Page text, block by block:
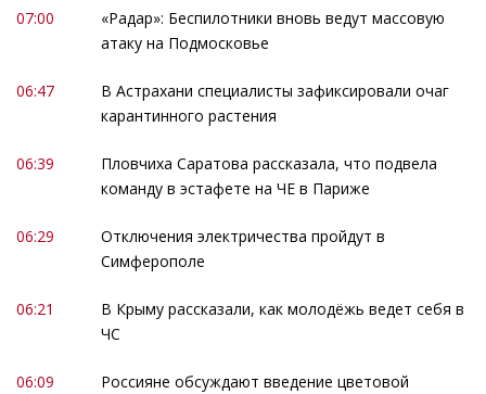
07:00
«Радар»: Беспилотники вновь ведут массовую
атаку на Подмосковье
06:47
В Астрахани специалисты зафиксировали очаг
карантинного растения
06:39
Пловчиха Саратова рассказала, что подвела
команду в эстафете на ЧЕ в Париже
06:29
Отключения электричества пройдут в
Симферополе
06:21
В Крыму рассказали, как молодёжь ведет себя в
ЧС
06:09
Россияне обсуждают введение цветовой